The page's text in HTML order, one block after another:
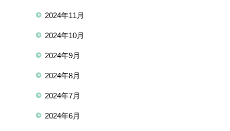
2024年11月
2024年10月
2024年9月
2024年8月
2024年7月
2024年6月